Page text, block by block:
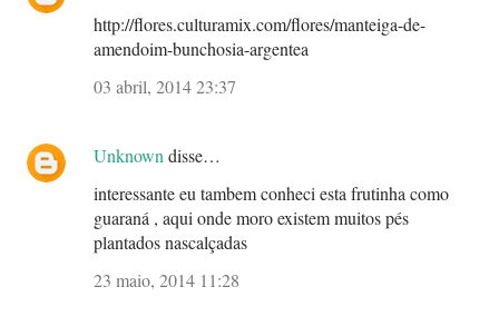
http://flores.culturamix.com/flores/manteiga-de-
amendoim-bunchosia-argentea
03 abril, 2014 23:37
Unknowndisse…
interessante eu tambem conheci esta frutinha como
guaraná , aqui onde moro existem muitos pés
plantados nascalçadas
23 maio, 2014 11:28